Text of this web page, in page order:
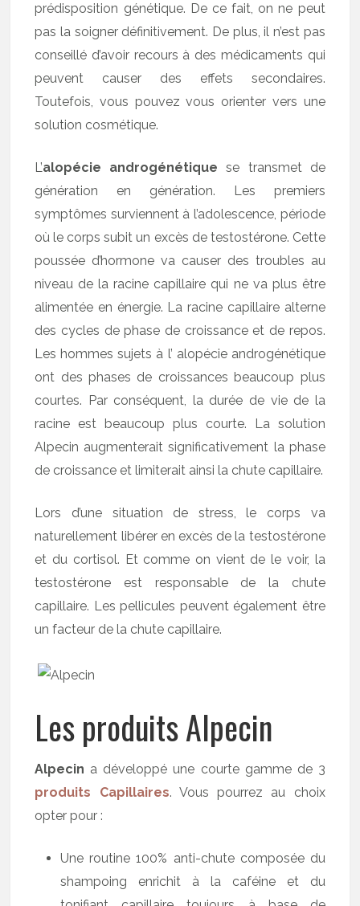
prédisposition génétique. De ce fait, on ne peut
pas la soigner définitivement. De plus, il n’est pas
conseillé d’avoir recours à des médicaments qui
peuvent causer des effets secondaires.
Toutefois, vous pouvez vous orienter vers une
solution cosmétique.
L’alopécie androgénétique se transmet de
génération en génération. Les premiers
symptômes surviennent à l’adolescence, période
où le corps subit un excès de testostérone. Cette
poussée d’hormone va causer des troubles au
niveau de la racine capillaire qui ne va plus être
alimentée en énergie. La racine capillaire alterne
des cycles de phase de croissance et de repos.
Les hommes sujets à l’ alopécie androgénétique
ont des phases de croissances beaucoup plus
courtes. Par conséquent, la durée de vie de la
racine est beaucoup plus courte. La solution
Alpecin augmenterait significativement la phase
de croissance et limiterait ainsi la chute capillaire.
Lors d’une situation de stress, le corps va
naturellement libérer en excès de la testostérone
et du cortisol. Et comme on vient de le voir, la
testostérone est responsable de la chute
capillaire. Les pellicules peuvent également être
un facteur de la chute capillaire.
Les produits Alpecin
Alpecin a développé une courte gamme de 3
produits Capillaires. Vous pourrez au choix
opter pour :
Une routine 100% anti-chute composée du
shampoing enrichit à la caféine et du